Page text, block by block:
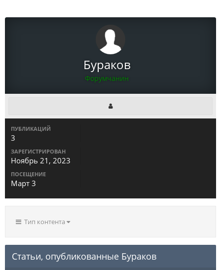
Бураков
Форумчанин
ПУБЛИКАЦИЙ
3
ЗАРЕГИСТРИРОВАН
Ноябрь 21, 2023
ПОСЕЩЕНИЕ
Март 3
Тип контента
Статьи, опубликованные Бураков